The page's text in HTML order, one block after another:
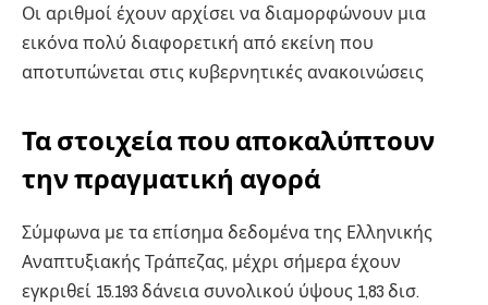
Οι αριθμοί έχουν αρχίσει να διαμορφώνουν μια
εικόνα πολύ διαφορετική από εκείνη που
αποτυπώνεται στις κυβερνητικές ανακοινώσεις
Τα στοιχεία που αποκαλύπτουν
την πραγματική αγορά
Σύμφωνα με τα επίσημα δεδομένα της Ελληνικής
Αναπτυξιακής Τράπεζας, μέχρι σήμερα έχουν
εγκριθεί 15.193 δάνεια συνολικού ύψους 1,83 δισ.